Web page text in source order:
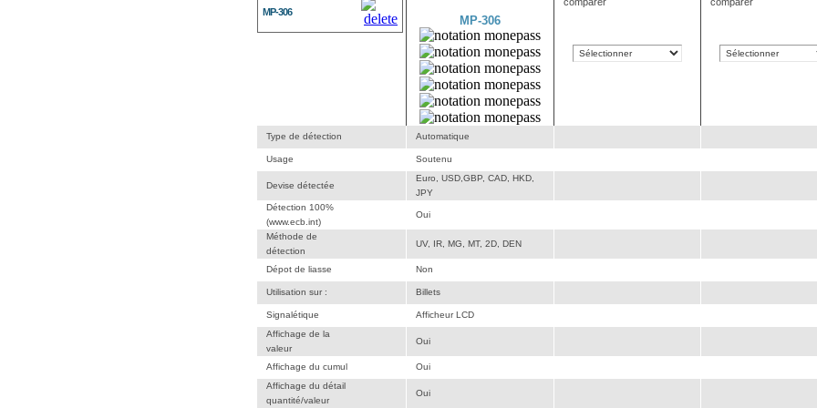
MP-306
MP-306
Type de détection Automatique
Usage Soutenu
Devise détectée
Euro, USD,GBP, CAD, HKD,
JPY
Détection 100%
(www.ecb.int)
Oui
Méthode de
détection
UV, IR, MG, MT, 2D, DEN
Dépot de liasse Non
Utilisation sur : Billets
Signalétique
Afficheur LCD
Affichage de la
valeur
Oui
Affichage du cumul
Oui
Affichage du détail
quantité/valeur
Oui